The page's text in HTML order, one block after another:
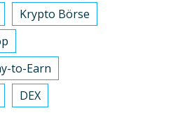
Krypto Börse
to-Earn
DEX